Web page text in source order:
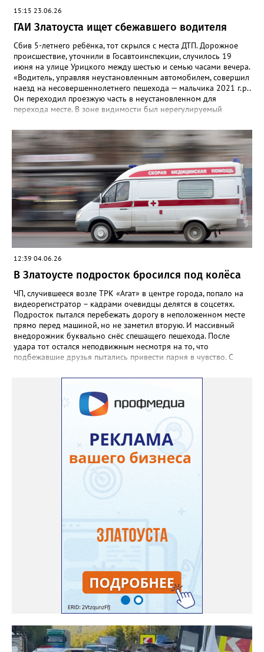
15:15 23.06.26
ГАИ Златоуста ищет сбежавшего водителя
Сбив 5-летнего ребёнка, тот скрылся с места ДТП. Дорожное
происшествие, уточнили в Госавтоинспекции, случилось 19
июня на улице Урицкого между шестью и семью часами вечера.
«Водитель, управляя неустановленным автомобилем, совершил
наезд на несовершеннолетнего пешехода — мальчика 2021 г.р..
Он переходил проезжую часть в неустановленном для
перехода месте. В зоне видимости был нерегулируемый
получил незначительные травмы, помощь ему оказали на
месте. Очевидцев ЧП просят обратиться в ГАИ по адресу: пр.
Гагарина, д. 23, кабинет 12 или звонить по телефонам: 8 (3513)
65-32-91 (дежурная часть ОМВД), или 79-93-33, 8 (951) 474-
65-36.
12:39 04.06.26
В Златоусте подросток бросился под колёса
ЧП, случившееся возле ТРК «Агат» в центре города, попало на
видеорегистратор – кадрами очевидцы делятся в соцсетях.
Подросток пытался перебежать дорогу в неположенном месте
прямо перед машиной, но не заметил вторую. И массивный
внедорожник буквально снёс спешащего пешехода. После
удара тот остался неподвижным несмотря на то, что
подбежавшие друзья пытались привести парня в чувство. С